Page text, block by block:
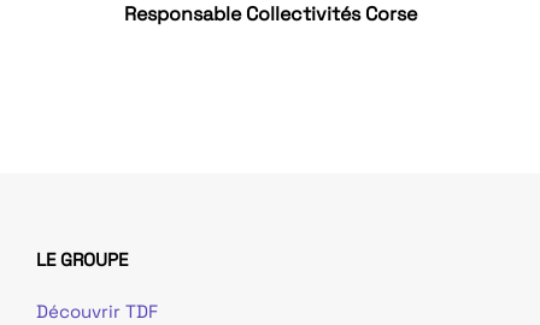
Responsable Collectivités Corse
LE GROUPE
Découvrir TDF